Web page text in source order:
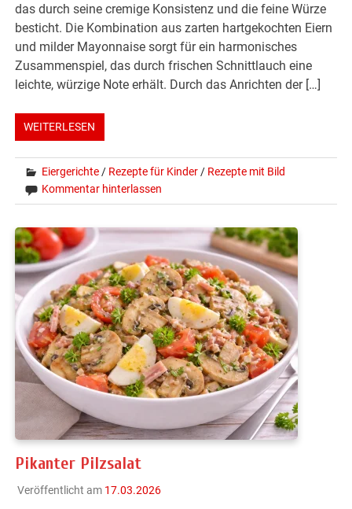
das durch seine cremige Konsistenz und die feine Würze
besticht. Die Kombination aus zarten hartgekochten Eiern
und milder Mayonnaise sorgt für ein harmonisches
Zusammenspiel, das durch frischen Schnittlauch eine
leichte, würzige Note erhält. Durch das Anrichten der […]
WEITERLESEN
Eiergerichte / Rezepte für Kinder / Rezepte mit Bild
Kommentar hinterlassen
Pikanter Pilzsalat
Veröffentlicht am 17.03.2026